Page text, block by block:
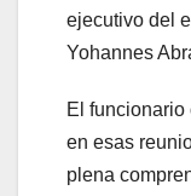
ejecutivo del
Yohannes
El funcionario
en esas
plena